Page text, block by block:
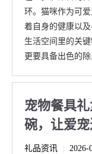
环。猫咪作为可
着自身的健康以
生活空间里的关
更要具备出色的
宠物餐具
碗，让爱
礼品资讯 2026-